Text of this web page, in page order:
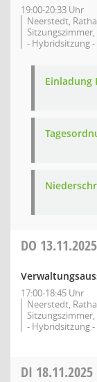
19:00-20:33 Uhr
Neerstedt,
- Hybridsitzung -
Einladung
DO 13.11.2025
17:00-18:45 Uhr
Neerstedt,
- Hybridsitzung -
DI 18.11.2025